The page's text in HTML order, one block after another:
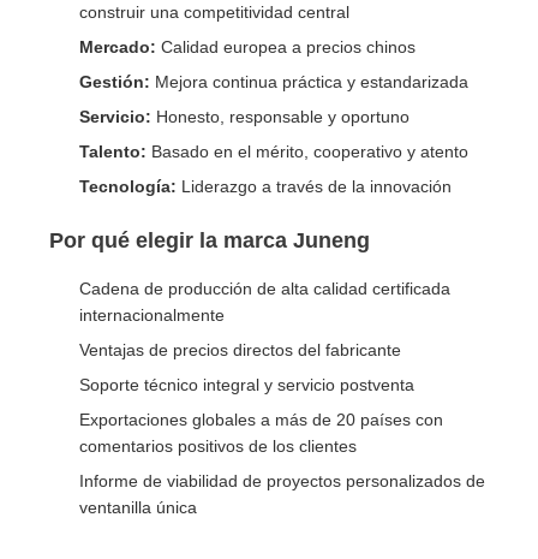
construir una competitividad central
Mercado: Calidad europea a precios chinos
Gestión: Mejora continua práctica y estandarizada
Servicio: Honesto, responsable y oportuno
Talento: Basado en el mérito, cooperativo y atento
Tecnología: Liderazgo a través de la innovación
Por qué elegir la marca Juneng
Cadena de producción de alta calidad certificada
internacionalmente
Ventajas de precios directos del fabricante
Soporte técnico integral y servicio postventa
Exportaciones globales a más de 20 países con
comentarios positivos de los clientes
Informe de viabilidad de proyectos personalizados de
ventanilla única